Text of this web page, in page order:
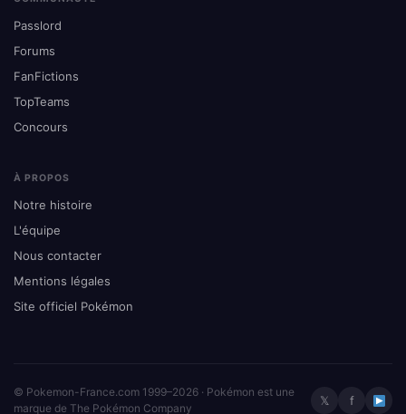
Passlord
Forums
FanFictions
TopTeams
Concours
À PROPOS
Notre histoire
L'équipe
Nous contacter
Mentions légales
Site officiel Pokémon
© Pokemon-France.com 1999–2026 · Pokémon est une
marque de The Pokémon Company
𝕏 f